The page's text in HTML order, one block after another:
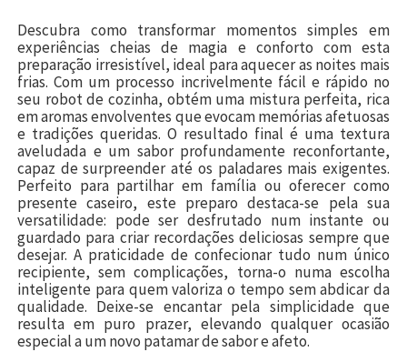
Descubra como transformar momentos simples em
experiências cheias de magia e conforto com esta
preparação irresistível, ideal para aquecer as noites mais
frias. Com um processo incrivelmente fácil e rápido no
seu robot de cozinha, obtém uma mistura perfeita, rica
em aromas envolventes que evocam memórias afetuosas
e tradições queridas. O resultado final é uma textura
aveludada e um sabor profundamente reconfortante,
capaz de surpreender até os paladares mais exigentes.
Perfeito para partilhar em família ou oferecer como
presente caseiro, este preparo destaca-se pela sua
versatilidade: pode ser desfrutado num instante ou
guardado para criar recordações deliciosas sempre que
desejar. A praticidade de confecionar tudo num único
recipiente, sem complicações, torna-o numa escolha
inteligente para quem valoriza o tempo sem abdicar da
qualidade. Deixe-se encantar pela simplicidade que
resulta em puro prazer, elevando qualquer ocasião
especial a um novo patamar de sabor e afeto.